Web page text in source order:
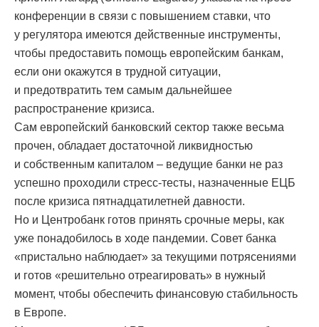
конференции в связи с повышением ставки, что
у регулятора имеются действенные инструменты,
чтобы предоставить помощь европейским банкам,
если они окажутся в трудной ситуации,
и предотвратить тем самым дальнейшее
распространение кризиса.
Сам европейский банковский сектор также весьма
прочен, обладает достаточной ликвидностью
и собственным капиталом – ведущие банки не раз
успешно проходили стресс-тесты, назначенные ЕЦБ
после кризиса пятнадцатилетней давности.
Но и Центробанк готов принять срочные меры, как
уже понадобилось в ходе пандемии. Совет банка
«пристально наблюдает» за текущими потрясениями
и готов «решительно отреагировать» в нужный
момент, чтобы обеспечить финансовую стабильность
в Европе.